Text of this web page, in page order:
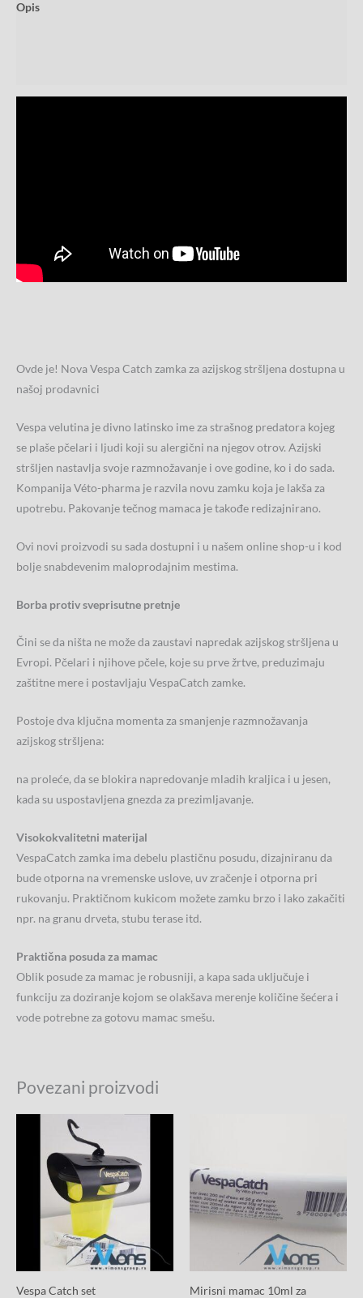
Opis
Ovde je! Nova Vespa Catch zamka za azijskog stršljena dostupna u
našoj prodavnici
Vespa velutina je divno latinsko ime za strašnog predatora kojeg
se plaše pčelari i ljudi koji su alergični na njegov otrov. Azijski
stršljen nastavlja svoje razmnožavanje i ove godine, ko i do sada.
Kompanija Véto-pharma je razvila novu zamku koja je lakša za
upotrebu. Pakovanje tečnog mamaca je takođe redizajnirano.
Ovi novi proizvodi su sada dostupni i u našem online shop-u i kod
bolje snabdevenim maloprodajnim mestima.
Borba protiv sveprisutne pretnje
Čini se da ništa ne može da zaustavi napredak azijskog stršljena u
Evropi. Pčelari i njihove pčele, koje su prve žrtve, preduzimaju
zaštitne mere i postavljaju VespaCatch zamke.
Postoje dva ključna momenta za smanjenje razmnožavanja
azijskog stršljena:
na proleće, da se blokira napredovanje mladih kraljica i u jesen,
kada su uspostavljena gnezda za prezimljavanje.
Visokokvalitetni materijal
VespaCatch zamka ima debelu plastičnu posudu, dizajniranu da
bude otporna na vremenske uslove, uv zračenje i otporna pri
rukovanju. Praktičnom kukicom možete zamku brzo i lako zakačiti
npr. na granu drveta, stubu terase itd.
Praktična posuda za mamac
Oblik posude za mamac je robusniji, a kapa sada uključuje i
funkciju za doziranje kojom se olakšava merenje količine šećera i
vode potrebne za gotovu mamac smešu.
Povezani proizvodi
Vespa Catch set Mirisni mamac 10ml za